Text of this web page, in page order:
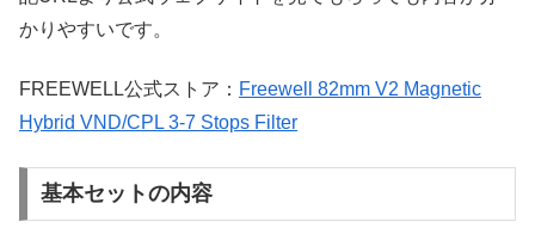
かりやすいです。
FREEWELL公式ストア： Freewell 82mm V2 Magnetic
Hybrid VND/CPL 3-7 Stops Filter
基本セットの内容